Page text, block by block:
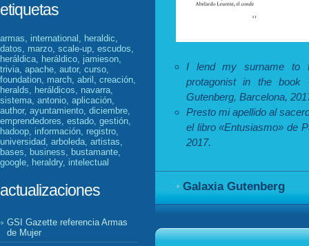
etiquetas
armas, international, heraldic,
datos, marzo, scale-up, escudos,
heráldica, heráldico, jamieson,
trivia, apache, autor, curso,
foundation, march, abril, creación,
heralds, heráldicos, navarra,
sistema, antonio, aplicación,
author, ayuntamiento, diciembre,
emprendedores, estado, gestión,
hadoop, información, registro,
universidad, arboleda, artistas,
bases, business, bustamante,
google, heraldry, intelectual
actualizaciones
GSI Gazette referencia Armas
de Mujer
I lend my surname to
protagonist in the book
Gutenberg, Barcelona,
Presto mi apellido al
el libro «Entusiasmo» de
2017.
Galaxia Gutenberg